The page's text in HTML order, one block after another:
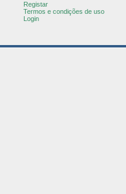
Registar
Termos e condições de uso
Login